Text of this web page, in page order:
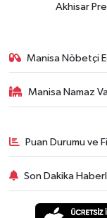
Akhisar
Manisa Nöbetçi
Manisa Namaz
Puan Durumu ve
Son Dakika